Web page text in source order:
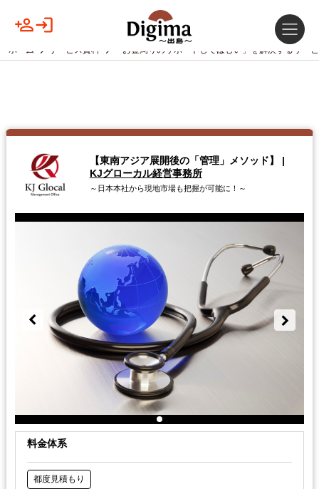
ホーム サービス資料 「お金周りのサポートしてほしい」を解決するサー
【東南アジア展開後の「管理」メソッド】 |
KJグローカル経営事務所
～日本本社から現地市場も把握が可能に！～
料金体系
都度見積もり